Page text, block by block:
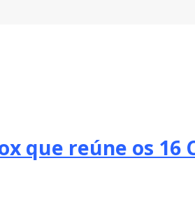
que reúne os 16